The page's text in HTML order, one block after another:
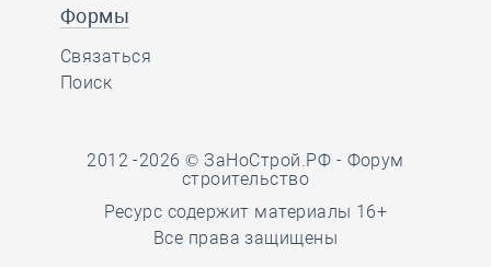
Формы
Связаться
Поиск
2012 -2026 © ЗаНоСтрой.РФ - Форум
строительство
Ресурс содержит материалы 16+
Все права защищены